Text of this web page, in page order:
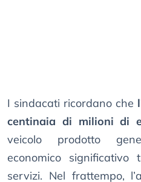
I sindacati ricordano che
centinaia di milioni di
veicolo prodotto
economico
servizi. Nel frattempo,